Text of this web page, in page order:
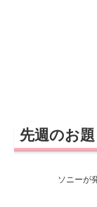
先週のお題
ソニーが